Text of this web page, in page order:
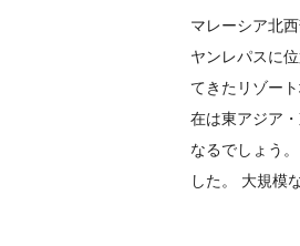
マレーシア北
ヤンレパスに
てきたリゾー
在は東アジア
なるでしょう
した。 大規模